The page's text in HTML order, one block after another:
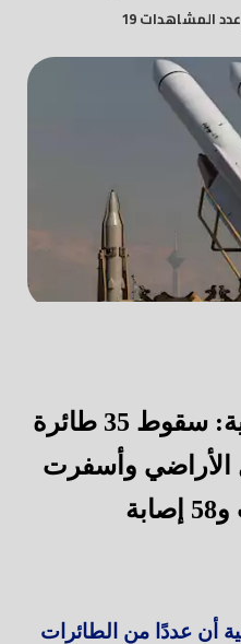
عدد المشاهدات 19
وزارة الدفاع الإماراتية: سقوط 35 طائرة
الأراضي وأسفرت
أن عددًا من الطائرات